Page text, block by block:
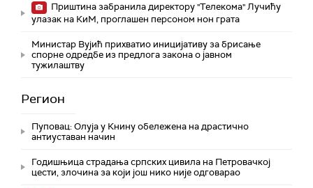
Приштина забранила директору "Телекома" Лучићу
улазак на КиМ, проглашен персоном нон грата
Министар Вујић прихватио иницијативу за брисање
спорне одредбе из предлога закона o јавном
тужилаштву
Регион
Пуповац: Олуја у Книну обележена на драстично
антиуставан начин
Годишњица страдања српских цивила на Петровачкој
цести, злочина за који још нико није одговарао